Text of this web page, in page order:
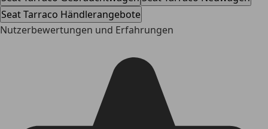
Seat Tarraco Händlerangebote
Nutzerbewertungen und Erfahrungen